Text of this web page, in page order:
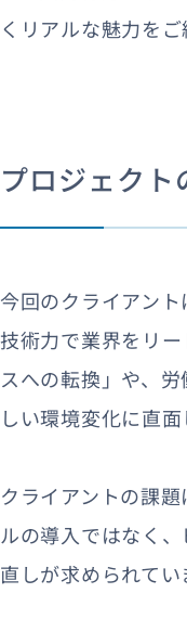
くリアルな魅力をご
プロジェク
今回のクライアン
技術力で業界をリ
スへの転換」や、
しい環境変化に直面
クライアントの課
ルの導入ではなく
直しが求められてい